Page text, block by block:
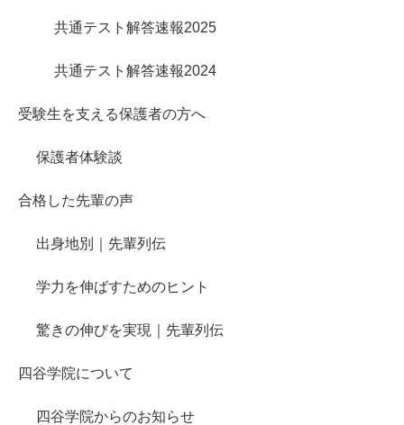
共通テスト解答速報2025
共通テスト解答速報2024
受験生を支える保護者の方へ
保護者体験談
合格した先輩の声
出身地別｜先輩列伝
学力を伸ばすためのヒント
驚きの伸びを実現｜先輩列伝
四谷学院について
四谷学院からのお知らせ